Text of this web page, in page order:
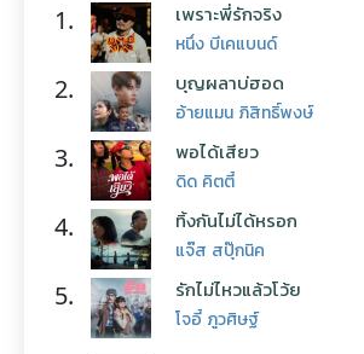
1. เพราะพี่รักจริง
หนึ่ง บีเคแบนด์
2. บุญผลาบ่ฮอด
อ้ายแมน ภิสิทธิ์พงษ์
3. พอได้เสียว
ดิด คิตตี้
4. ทิ้งกันไม่ได้หรอก
แจ๊ส สปุ๊กนิค
5. รักไม่ไหวแล้วโว้ย
โจอี้ ภูวศิษฐ์